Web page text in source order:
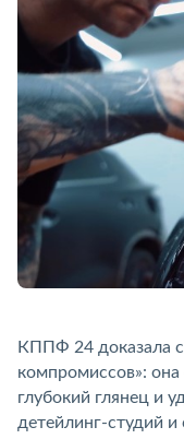
КППФ 24 доказала
компромиссов»:
лубокий глянец и
детейлинг-студий